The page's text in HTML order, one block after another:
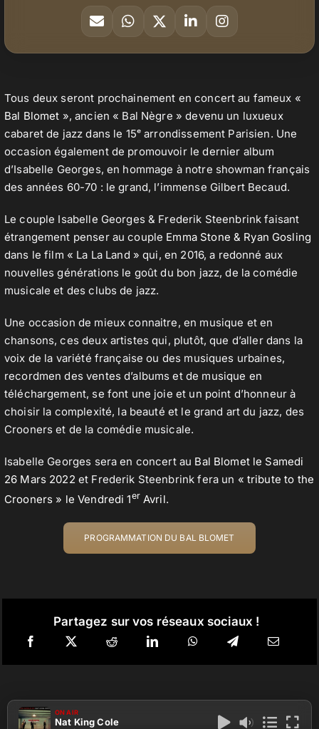
Tous deux seront prochainement en concert au fameux «
Bal Blomet », ancien « Bal Nègre » devenu un luxueux
cabaret de jazz dans le 15ᵉ arrondissement Parisien. Une
occasion également de promouvoir le dernier album
d’Isabelle Georges, en hommage à notre showman français
des années 60-70 : le grand, l’immense Gilbert Becaud.
Le couple Isabelle Georges & Frederik Steenbrink faisant
étrangement penser au couple Emma Stone & Ryan Gosling
dans le film « La La Land » qui, en 2016, a redonné aux
nouvelles générations le goût du bon jazz, de la comédie
musicale et des clubs de jazz.
Une occasion de mieux connaitre, en musique et en
chansons, ces deux artistes qui, plutôt, que d’aller dans la
voix de la variété française ou des musiques urbaines,
recordmen des ventes d’albums et de musique en
téléchargement, se font une joie et un point d’honneur à
choisir la complexité, la beauté et le grand art du jazz, des
Crooners et de la comédie musicale.
Isabelle Georges sera en concert au Bal Blomet le Samedi
26 Mars 2022 et Frederik Steenbrink fera un « tribute to the
Crooners » le Vendredi 1erAvril.
PROGRAMMATION DU BAL BLOMET
Partagez sur vos réseaux sociaux !
ON AIR
Nat King Cole